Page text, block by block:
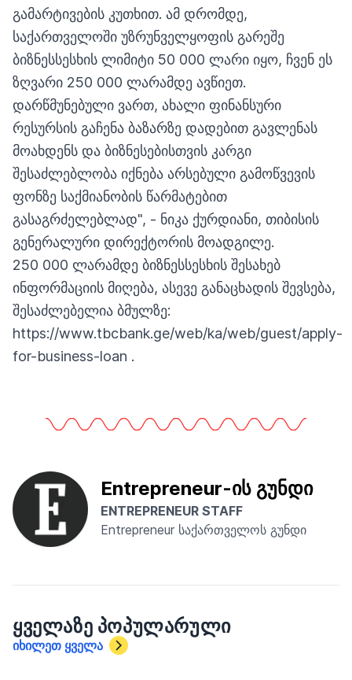
გამარტივების კუთხით. ამ დრომდე,
საქართველოში უზრუნველყოფის გარეშე
ბიზნესსესხის ლიმიტი 50 000 ლარი იყო, ჩვენ ეს
ზღვარი 250 000 ლარამდე ავწიეთ.
დარწმუნებული ვართ, ახალი ფინანსური
რესურსის გაჩენა ბაზარზე დადებით გავლენას
მოახდენს და ბიზნესებისთვის კარგი
შესაძლებლობა იქნება არსებული გამოწვევის
ფონზე საქმიანობის წარმატებით
გასაგრძელებლად", - ნიკა ქურდიანი, თიბისის
გენერალური დირექტორის მოადგილე.
250 000 ლარამდე ბიზნესსესხის შესახებ
ინფორმაციის მიღება, ასევე განაცხადის შევსება,
შესაძლებელია ბმულზე:
https://www.tbcbank.ge/web/ka/web/guest/apply-
for-business-loan .
Entrepreneur-ის გუნდი
ENTREPRENEUR STAFF
Entrepreneur საქართველოს გუნდი
ᲧᲕᲔᲚᲐᲖᲔ ᲞᲝᲞᲣᲚᲐᲠᲣᲚᲘ
იხილეთ ყველა